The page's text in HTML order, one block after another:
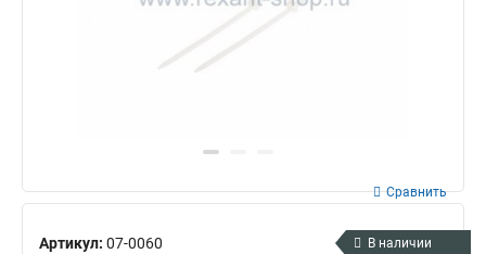
Артикул: 07-0060
Сравнить
В наличии